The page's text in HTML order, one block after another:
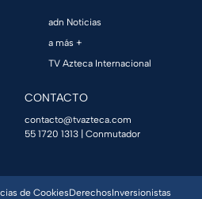
adn Noticias
a más +
TV Azteca Internacional
CONTACTO
contacto@tvazteca.com
55 1720 1313 | Conmutador
de CookiesDerechosInversionistas